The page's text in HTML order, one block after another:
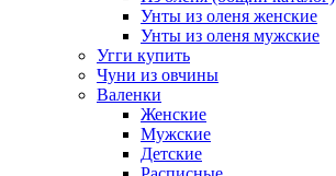
Унты из оленя женские
Унты из оленя мужские
Угги купить
Чуни из овчины
Валенки
Женские
Мужские
Детские